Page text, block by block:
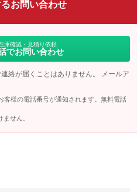
お問い合わせ
庫確認・見積り依頼
でお問い合わせ
絡が届くことはありません。 メールア
様の電話番号が通知されます。無料電話
せん。